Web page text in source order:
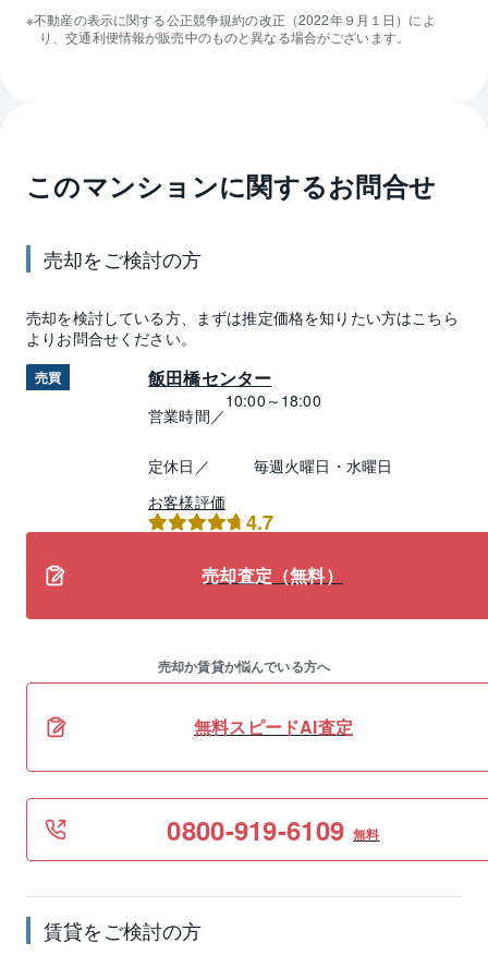
不動産の表示に関する公正競争規約の改正（2022年９月１日）によ
り、交通利便情報が販売中のものと異なる場合がございます。
このマンションに関するお問合せ
売却をご検討の方
売却を検討している方、まずは推定価格を知りたい方はこちら
よりお問合せください。
売買 飯田橋センター
営業時間／
10:00～18:00
定休日／
毎週火曜日・水曜日
お客様評価
4.7
売却査定（無料）
売却か賃貸か悩んでいる方へ
無料スピードAI査定
0800-919-6109 無料
賃貸をご検討の方